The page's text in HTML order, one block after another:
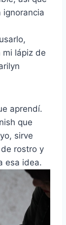
ignorancia
mi lápiz de
aprendí.
que
sirve
rostro y
esa idea.